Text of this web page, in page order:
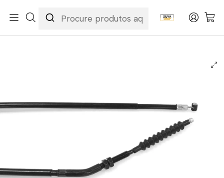
Acessórios & Personalização
Cabos
Cabos de Embraiagem
Cabo de Embraiagem Honda NX 650 Dominator 1997-1999